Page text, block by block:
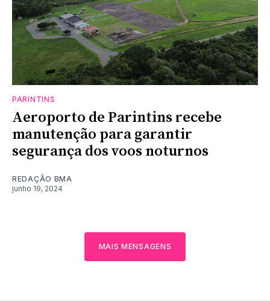
PARINTINS
Aeroporto de Parintins recebe
manutenção para garantir
segurança dos voos noturnos
REDAÇÃO BMA
junho 19, 2024
MAIS MENSAGENS